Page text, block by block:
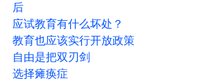
后
应试教育有什么坏处？
教育也应该实行开放政策
自由是把双刃剑
选择瘫痪症